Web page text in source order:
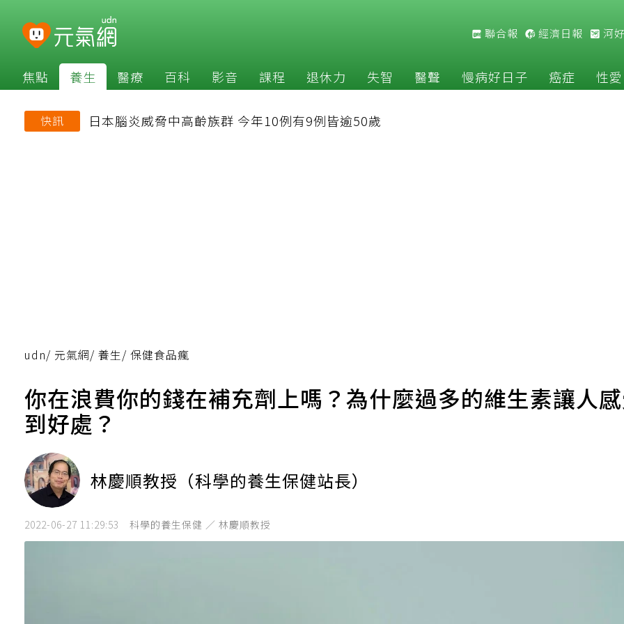
聯合報 經濟日報 河
焦點 養生 醫療 百科 影音 課程 退休力 失智 醫聲 慢病好日子 癌症 性愛
快訊 日本腦炎威脅中高齡族群 今年10例有9例皆逾50歲
udn/ 元氣網/ 養生/ 保健食品瘋
你在浪費你的錢在補充劑上嗎？為什麼過多的維生素讓人
到好處？
林慶順教授（科學的養生保健站長）
2022-06-27 11:29:53 科學的養生保健 ／ 林慶順教授